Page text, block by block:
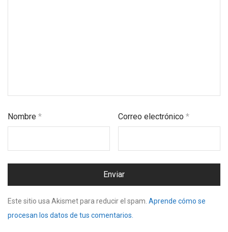
Nombre * Correo electrónico*
Este sitio usa Akismet para reducir el spam. Aprende cómo se
procesan los datos de tus comentarios.